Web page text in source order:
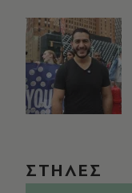
ΣΤΗΛΕΣ